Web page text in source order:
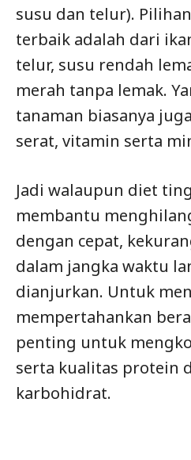
susu dan telur).
terbaik adalah dari
telur, susu rendah
merah tanpa lemak.
tanaman biasanya
serat, vitamin serta
Jadi walaupun diet
membantu
dengan cepat,
dalam jangka waktu
dianjurkan. Untuk
mempertahankan
penting untuk
serta kualitas protein
karbohidrat.